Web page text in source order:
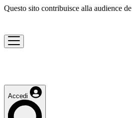
Questo sito contribuisce alla audience de
Accedi